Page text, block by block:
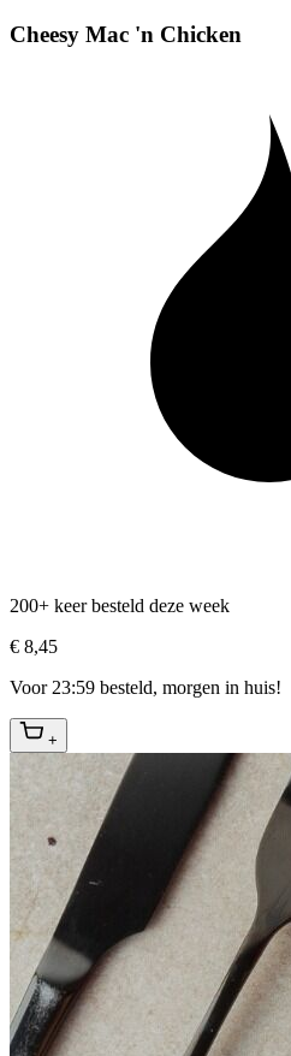
Cheesy Mac 'n Chicken
200+ keer besteld deze week
€ 8,45
Voor 23:59 besteld, morgen in huis!
+